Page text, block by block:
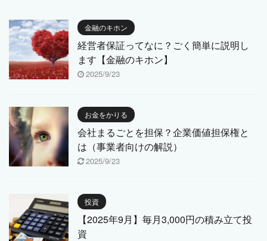
金融のキホン
経営者保証ってなに？ごく簡単に説明し
ます【金融のキホン】
2025/9/23
お金をかりる
会社まるごとを担保？企業価値担保権と
は（事業者向けの解説）
2025/9/23
投資
【2025年9月】毎月3,000円の積み立て投
資